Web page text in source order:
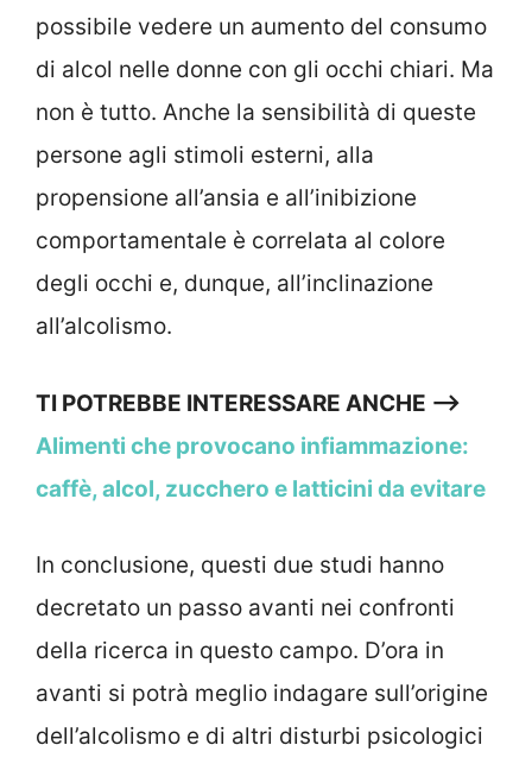
possibile vedere un aumento del consumo
di alcol nelle donne con gli occhi chiari. Ma
non è tutto. Anche la sensibilità di queste
persone agli stimoli esterni, alla
propensione all’ansia e all’inibizione
comportamentale è correlata al colore
degli occhi e, dunque, all’inclinazione
all’alcolismo.
TI POTREBBE INTERESSARE ANCHE —>
Alimenti che provocano infiammazione:
caffè, alcol, zucchero e latticini da evitare
In conclusione, questi due studi hanno
decretato un passo avanti nei confronti
della ricerca in questo campo. D’ora in
avanti si potrà meglio indagare sull’origine
dell’alcolismo e di altri disturbi psicologici